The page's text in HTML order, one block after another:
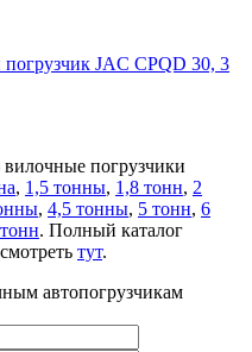
JAC CPQD 30, 3
погрузчики
, 1,5 тонны, 1,8 тонн, 2
, 4,5 тонны, 5 тонн, 6
. Полный каталог
тут.
автопогрузчикам